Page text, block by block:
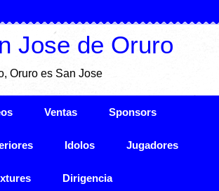
Jose de Oruro
Oruro es San Jose
Ventas Sponsors
Idolos Jugadores
Dirigencia